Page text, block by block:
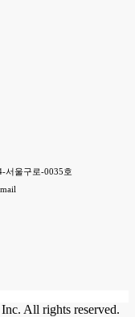
서울구로-0035호
All rights reserved.